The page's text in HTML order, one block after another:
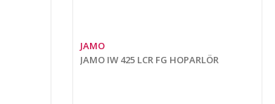
JAMO
JAMO IW 425 LCR FG HOPARLÖR